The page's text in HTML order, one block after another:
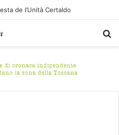
de l’Unità Certaldo